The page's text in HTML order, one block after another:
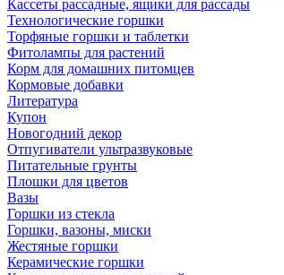
Кассеты рассадные, ящики для рассады
Технологические горшки
Торфяные горшки и таблетки
Фитолампы для растений
Корм для домашних питомцев
Кормовые добавки
Литература
Купон
Новогодний декор
Отпугиватели ультразвуковые
Питательные грунты
Плошки для цветов
Вазы
Горшки из стекла
Горшки, вазоны, миски
Жестяные горшки
Керамические горшки